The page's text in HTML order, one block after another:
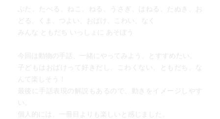
ぶた、たべる、ねこ、ねる、うさぎ、はねる、たぬき、お
どる、くま、つよい、おばけ、こわい、なく
みんな ともだち いっしょに あそぼう
今回は動物の手話、一緒にやってみよう、とすすめたい。
子どもはおばけって好きだし、こわくない、ともだち、な
んて楽しそう！
最後に手話表現の解説もあるので、動きをイメージしやす
い。
個人的には、一冊目よりも楽しいと感じました。